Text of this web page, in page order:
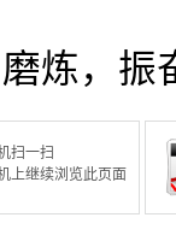
炼，振
扫一扫
上继续浏览此页面